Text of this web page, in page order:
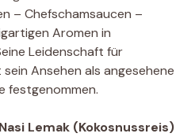
– Chefschamsaucen –
Aromen in
Leidenschaft für
Ansehen als angesehene
festgenommen.
Lemak (Kokosnussreis)